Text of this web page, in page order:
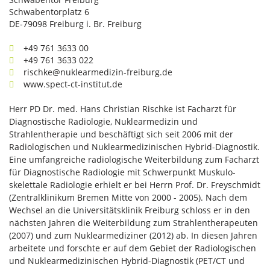
Schwabentorplatz 6
DE-79098 Freiburg i. Br. Freiburg
+49 761 3633 00
+49 761 3633 022
rischke@nuklearmedizin-freiburg.de
www.spect-ct-institut.de
Herr PD Dr. med. Hans Christian Rischke ist Facharzt für
Diagnostische Radiologie, Nuklearmedizin und
Strahlentherapie und beschäftigt sich seit 2006 mit der
Radiologischen und Nuklearmedizinischen Hybrid-Diagnostik.
Eine umfangreiche radiologische Weiterbildung zum Facharzt
für Diagnostische Radiologie mit Schwerpunkt Muskulo-
skelettale Radiologie erhielt er bei Herrn Prof. Dr. Freyschmidt
(Zentralklinikum Bremen Mitte von 2000 - 2005). Nach dem
Wechsel an die Universitätsklinik Freiburg schloss er in den
nächsten Jahren die Weiterbildung zum Strahlentherapeuten
(2007) und zum Nuklearmediziner (2012) ab. In diesen Jahren
arbeitete und forschte er auf dem Gebiet der Radiologischen
und Nuklearmedizinischen Hybrid-Diagnostik (PET/CT und